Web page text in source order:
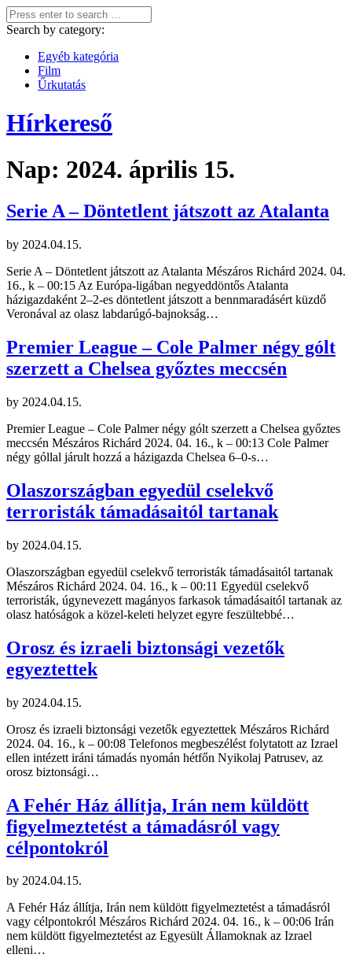
Search by category:
Egyéb kategória
Film
Űrkutatás
Hírkereső
Nap: 2024. április 15.
Serie A – Döntetlent játszott az Atalanta
by 2024.04.15.
Serie A – Döntetlent játszott az Atalanta Mészáros Richárd 2024. 04.
16., k – 00:15 Az Európa-ligában negyeddöntős Atalanta
házigazdaként 2–2-es döntetlent játszott a bennmaradásért küzdő
Veronával az olasz labdarúgó-bajnokság…
Premier League – Cole Palmer négy gólt
szerzett a Chelsea győztes meccsén
by 2024.04.15.
Premier League – Cole Palmer négy gólt szerzett a Chelsea győztes
meccsén Mészáros Richárd 2024. 04. 16., k – 00:13 Cole Palmer
négy góllal járult hozzá a házigazda Chelsea 6–0-s…
Olaszországban egyedül cselekvő
terroristák támadásaitól tartanak
by 2024.04.15.
Olaszországban egyedül cselekvő terroristák támadásaitól tartanak
Mészáros Richárd 2024. 04. 16., k – 00:11 Egyedül cselekvő
terroristák, úgynevezett magányos farkasok támadásaitól tartanak az
olasz hatóságok a közel-keleti helyzet egyre feszültebbé…
Orosz és izraeli biztonsági vezetők
egyeztettek
by 2024.04.15.
Orosz és izraeli biztonsági vezetők egyeztettek Mészáros Richárd
2024. 04. 16., k – 00:08 Telefonos megbeszélést folytatott az Izrael
ellen intézett iráni támadás nyomán hétfőn Nyikolaj Patrusev, az
orosz biztonsági…
A Fehér Ház állítja, Irán nem küldött
figyelmeztetést a támadásról vagy
célpontokról
by 2024.04.15.
A Fehér Ház állítja, Irán nem küldött figyelmeztetést a támadásról
vagy célpontokról Mészáros Richárd 2024. 04. 16., k – 00:06 Irán
nem küldött figyelmeztetést az Egyesült Államoknak az Izrael
elleni…